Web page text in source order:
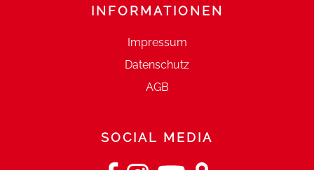
INFORMATIONEN
Impressum
Datenschutz
AGB
SOCIAL MEDIA